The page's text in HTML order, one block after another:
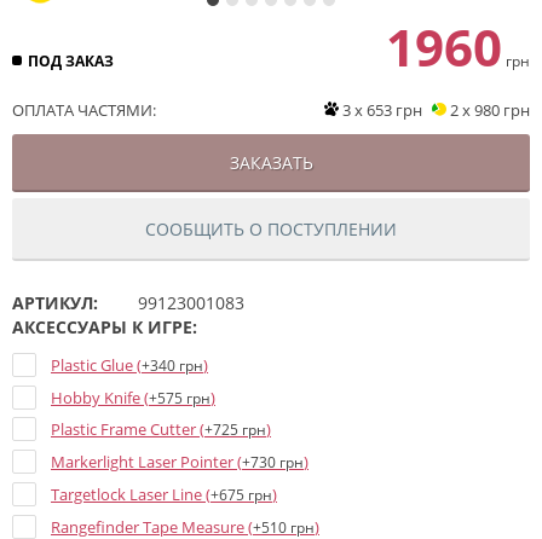
ПОД ЗАКАЗ 1960 грн
ОПЛАТА ЧАСТЯМИ: 3 x 653 грн 2 x 980 грн
ЗАКАЗАТЬ
СООБЩИТЬ О ПОСТУПЛЕНИИ
АРТИКУЛ:
99123001083
АКСЕССУАРЫ К ИГРЕ:
Plastic Glue (+340 грн)
Hobby Knife (+575 грн)
Plastic Frame Cutter (+725 грн)
Markerlight Laser Pointer (+730 грн)
Targetlock Laser Line (+675 грн)
Rangefinder Tape Measure (+510 грн)